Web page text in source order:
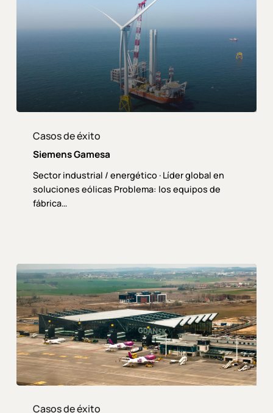
Gamesa
Casos de éxito
Siemens Gamesa
Sector industrial / energético · Líder global en
soluciones eólicas Problema: los equipos de
fábrica…
Internacional
Casos de éxito